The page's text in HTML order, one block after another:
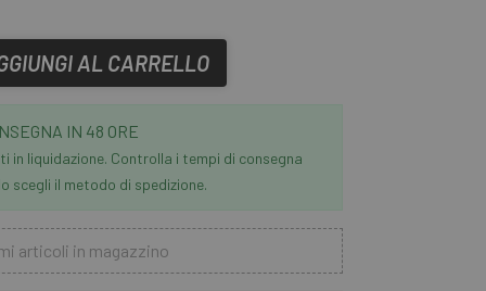
AL CARRELLO
IN 48 ORE
in liquidazione. Controlla i tempi di consegna
scegli il metodo di spedizione.
articoli in magazzino